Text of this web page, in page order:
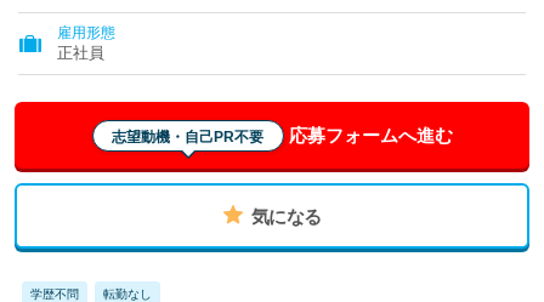
雇用形態
正社員
志望動機・自己PR不要 応募フォームへ進む
気になる
学歴不問 転勤なし